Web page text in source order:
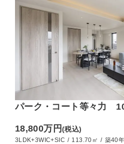
パーク・コート等々力
しを叶える住まい
18,800万円(税込)
3LDK+3WIC+SIC / 113.70㎡ / 築40